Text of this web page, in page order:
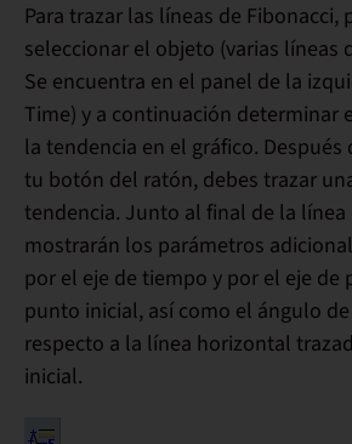
Para trazar las líneas de Fibonacci,
seleccionar el objeto (varias líneas
Se encuentra en el panel de la
Time) y a continuación determinar
la tendencia en el gráfico.
tu botón del ratón, debes trazar
tendencia. Junto al final de la línea
mostrarán los parámetros
por el eje de tiempo y por el eje de
punto inicial, así como el ángulo
respecto a la línea horizontal
inicial.